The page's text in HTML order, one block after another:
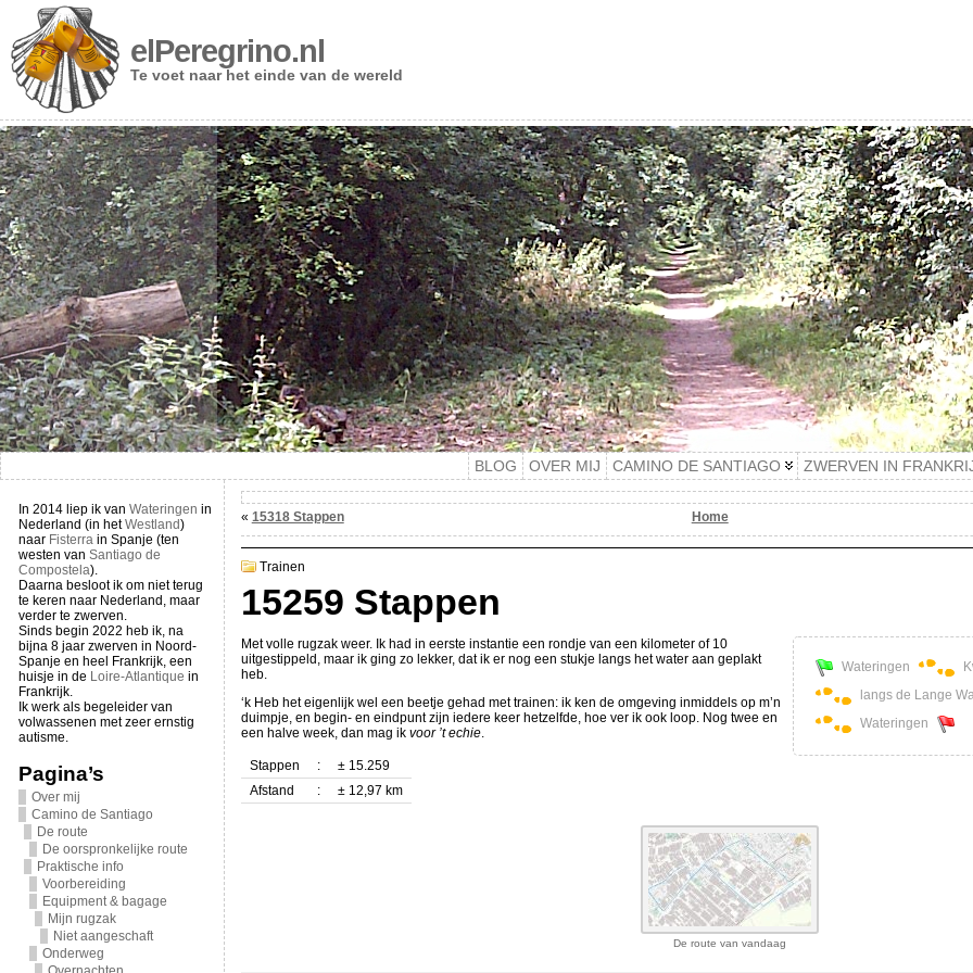
elPeregrino.nl
Te voet naar het einde van de wereld
BLOG OVER MIJ CAMINO DE SANTIAGO ZWERVEN IN
In 2014 liep ik van Wateringen in
Nederland (in hetWestland)
naar Fisterrain Spanje (ten
westen van Santiago de
Compostela).
Daarna besloot ik om niet terug
te keren naar Nederland, maar
verder te zwerven.
Sinds begin 2022 heb ik, na
bijna 8 jaar zwerven in Noord-
Spanje en heel Frankrijk, een
huisje in de Loire-Atlantique in
Frankrijk.
Ik werk als begeleider van
volwassenen met zeer ernstig
autisme.
Pagina’s
Over mij
Camino de Santiago
De route
De oorspronkelijke route
Praktische info
Voorbereiding
Equipment & bagage
Mijn rugzak
Niet aangeschaft
Onderweg
« 15318 Stappen Home
Trainen
15259 Stappen
Wateringen
langs de Lange
Wateringen
Met volle rugzak weer. Ik had in eerste instantie een rondje van een kilometer of 10
uitgestippeld, maar ik ging zo lekker, dat ik er nog een stukje langs het water aan geplakt
heb.
‘k Heb het eigenlijk wel een beetje gehad met trainen: ik ken de omgeving inmiddels op m’n
duimpje, en begin- en eindpunt zijn iedere keer hetzelfde, hoe ver ik ook loop. Nog twee en
een halve week, dan mag ik voor ’t echie.
Stappen :
± 15.259
Afstand
: ± 12,97 km
De route van vandaag